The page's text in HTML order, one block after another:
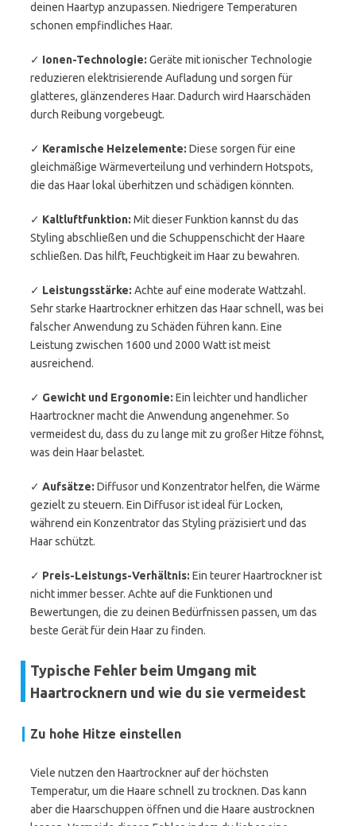
deinen Haartyp anzupassen. Niedrigere Temperaturen
schonen empfindliches Haar.
✓ Ionen-Technologie: Geräte mit ionischer Technologie
reduzieren elektrisierende Aufladung und sorgen für
glatteres, glänzenderes Haar. Dadurch wird Haarschäden
durch Reibung vorgebeugt.
✓ Keramische Heizelemente: Diese sorgen für eine
gleichmäßige Wärmeverteilung und verhindern Hotspots,
die das Haar lokal überhitzen und schädigen könnten.
✓ Kaltluftfunktion: Mit dieser Funktion kannst du das
Styling abschließen und die Schuppenschicht der Haare
schließen. Das hilft, Feuchtigkeit im Haar zu bewahren.
✓ Leistungsstärke: Achte auf eine moderate Wattzahl.
Sehr starke Haartrockner erhitzen das Haar schnell, was bei
falscher Anwendung zu Schäden führen kann. Eine
Leistung zwischen 1600 und 2000 Watt ist meist
ausreichend.
✓ Gewicht und Ergonomie: Ein leichter und handlicher
Haartrockner macht die Anwendung angenehmer. So
vermeidest du, dass du zu lange mit zu großer Hitze föhnst,
was dein Haar belastet.
✓ Aufsätze: Diffusor und Konzentrator helfen, die Wärme
gezielt zu steuern. Ein Diffusor ist ideal für Locken,
während ein Konzentrator das Styling präzisiert und das
Haar schützt.
✓ Preis-Leistungs-Verhältnis: Ein teurer Haartrockner ist
nicht immer besser. Achte auf die Funktionen und
Bewertungen, die zu deinen Bedürfnissen passen, um das
beste Gerät für dein Haar zu finden.
Typische Fehler beim Umgang mit
Haartrocknern und wie du sie vermeidest
Zu hohe Hitze einstellen
Viele nutzen den Haartrockner auf der höchsten
Temperatur, um die Haare schnell zu trocknen. Das kann
aber die Haarschuppen öffnen und die Haare austrocknen